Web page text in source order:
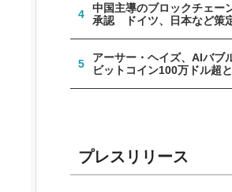
4
中国主導のブロックチェー
承認 ドイツ、日本など策
5
アーサー・ヘイズ、AIバブ
ビットコイン100万ドル超
プレスリリース